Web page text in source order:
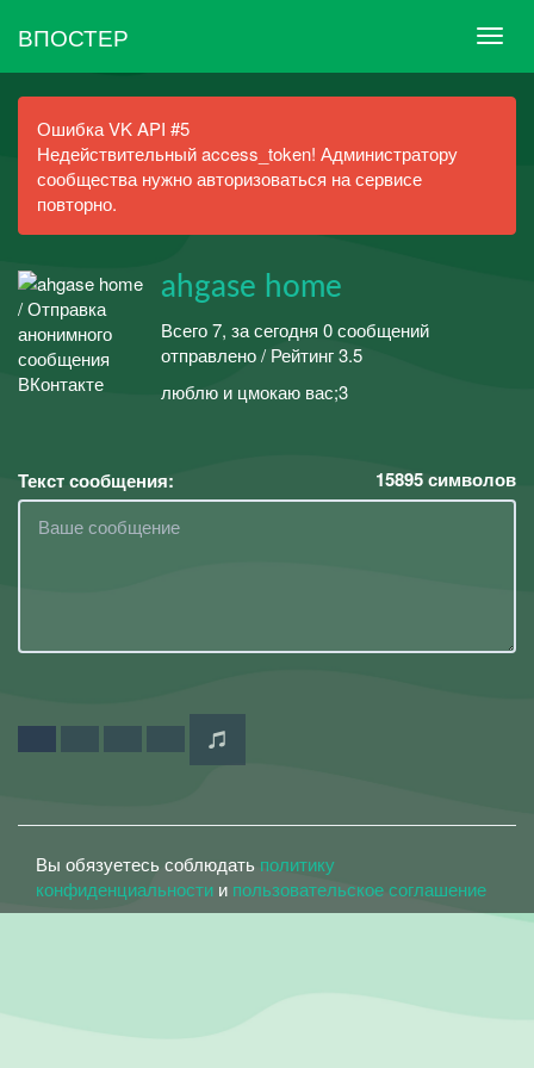
ВПОСТЕР
Ошибка VK API #5
Недействительный access_token! Администратору
сообщества нужно авторизоваться на сервисе
повторно.
ahgase home
Всего 7, за сегодня 0 сообщений
отправлено / Рейтинг 3.5
люблю и цмокаю вас;3
Текст сообщения: 15895символов
Вы обязуетесь соблюдать политику
конфиденциальности и пользовательское соглашение